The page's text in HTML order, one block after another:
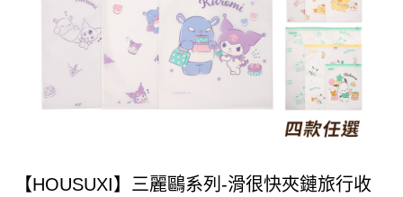
【HOUSUXI】三麗鷗系列-滑很快夾鏈旅行收